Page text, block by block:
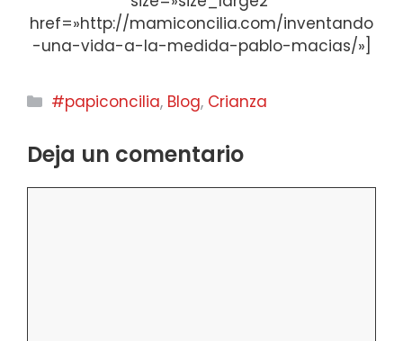
href=»http://mamiconcilia.com/inventando
-una-vida-a-la-medida-pablo-macias/»]
Categorías
#papiconcilia, Blog, Crianza
Deja un comentario